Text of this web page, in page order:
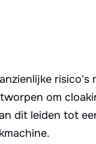
risico's
om
dit leiden tot